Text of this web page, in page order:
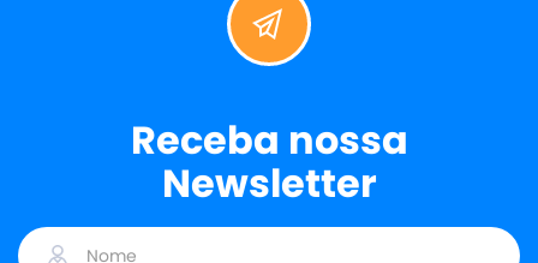
Receba nossa
Newsletter